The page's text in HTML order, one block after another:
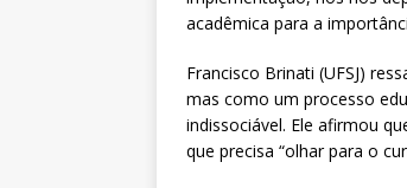
acadêmica para a
Francisco Brinati (UFSJ)
mas como um processo
indissociável. Ele afirmou
que precisa “olhar para o